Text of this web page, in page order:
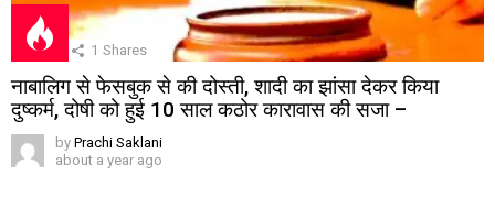
1 Shares
नाबालिग से फेसबुक से की दोस्ती, शादी का झांसा देकर किया
दुष्कर्म, दोषी को हुई 10 साल कठोर कारावास की सजा –
by Prachi Saklani
about a year ago